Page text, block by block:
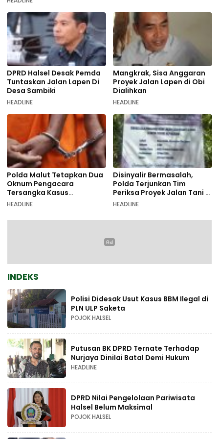
DPRD Halsel Desak Pemda
Tuntaskan Jalan Lapen Di
Desa Sambiki
HEADLINE
Mangkrak, Sisa Anggaran
Proyek Jalan Lapen di Obi
Dialihkan
HEADLINE
Polda Malut Tetapkan Dua
Oknum Pengacara
Tersangka Kasus
Pemalsuan Dokumen
HEADLINE
Disinyalir Bermasalah,
Polda Terjunkan Tim
Periksa Proyek Jalan Tani di
Galala
HEADLINE
INDEKS
Polisi Didesak Usut Kasus BBM Ilegal di
PLN ULP Saketa
POJOK HALSEL
Putusan BK DPRD Ternate Terhadap
Nurjaya Dinilai Batal Demi Hukum
HEADLINE
DPRD Nilai Pengelolaan Pariwisata
Halsel Belum Maksimal
POJOK HALSEL